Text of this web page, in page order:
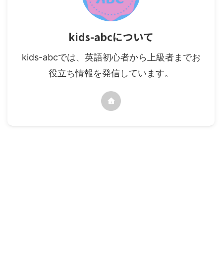
kids-abcについて
kids-abcでは、英語初心者から上級者までお
役立ち情報を発信しています。